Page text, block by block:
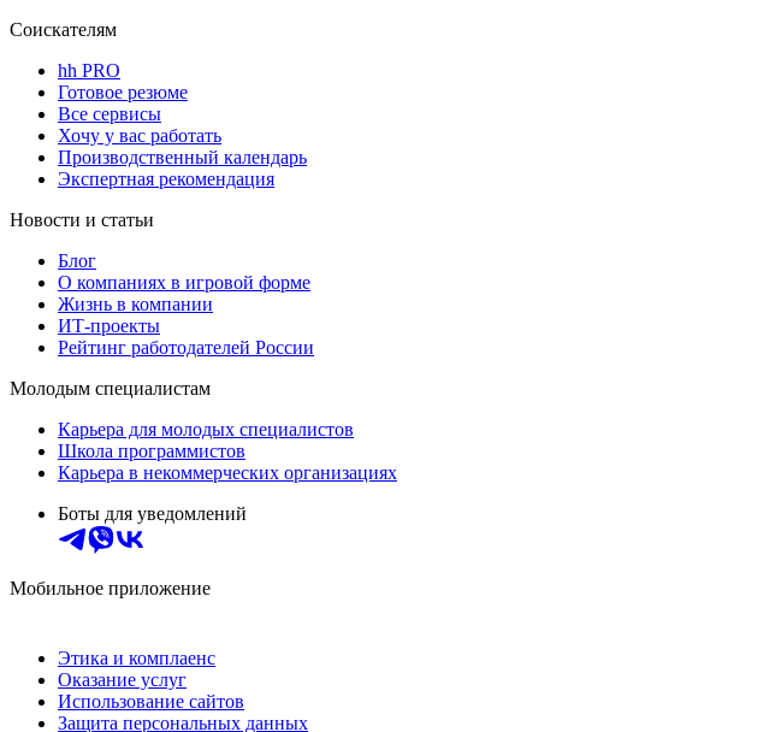
Соискателям
hh PRO
Готовое резюме
Все сервисы
Хочу у вас работать
Производственный календарь
Экспертная рекомендация
Новости и статьи
Блог
О компаниях в игровой форме
Жизнь в компании
ИТ-проекты
Рейтинг работодателей России
Молодым специалистам
Карьера для молодых специалистов
Школа программистов
Карьера в некоммерческих организациях
Боты для уведомлений
Мобильное приложение
Этика и комплаенс
Оказание услуг
Использование сайтов
Защита персональных данных